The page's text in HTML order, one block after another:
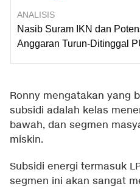
ANALISIS
Nasib Suram IKN dan
Anggaran Turun-Ditinggal
Ronny mengatakan yang
subsidi adalah kelas
bawah, dan segmen
miskin.
Subsidi energi termasuk
segmen ini akan sangat